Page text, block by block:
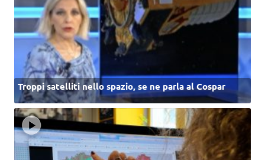
Troppi satelliti nello spazio, se ne parla al Cospar